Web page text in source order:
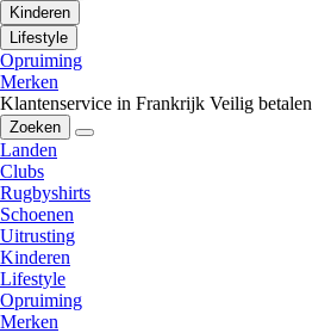
Kinderen
Lifestyle
Opruiming
Merken
Klantenservice in Frankrijk Veilig betalen
Zoeken
Landen
Clubs
Rugbyshirts
Schoenen
Uitrusting
Kinderen
Lifestyle
Opruiming
Merken